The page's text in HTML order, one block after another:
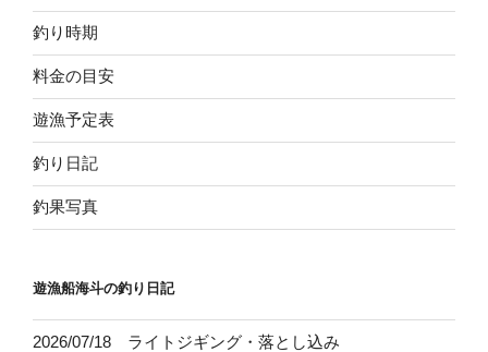
釣り時期
料金の目安
遊漁予定表
釣り日記
釣果写真
遊漁船海斗の釣り日記
2026/07/18 ライトジギング・落とし込み